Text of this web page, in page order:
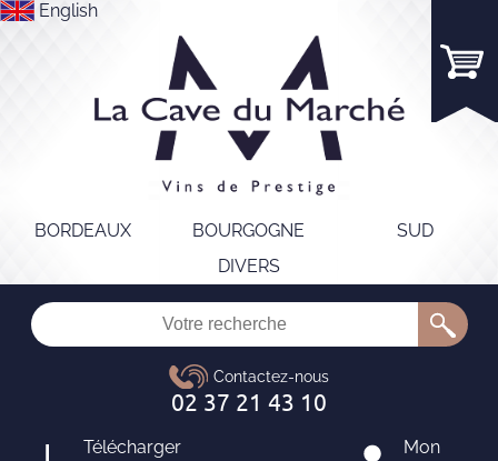
English
BORDEAUX BOURGOGNE
SUD
DIVERS
Télécharger
Mon